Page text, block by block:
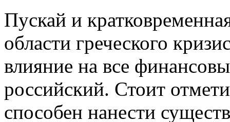
Пускай и
области греческого
влияние на все
российский. Стоит
способен нанести